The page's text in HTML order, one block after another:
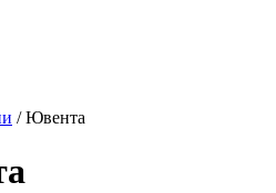
/ Ювента